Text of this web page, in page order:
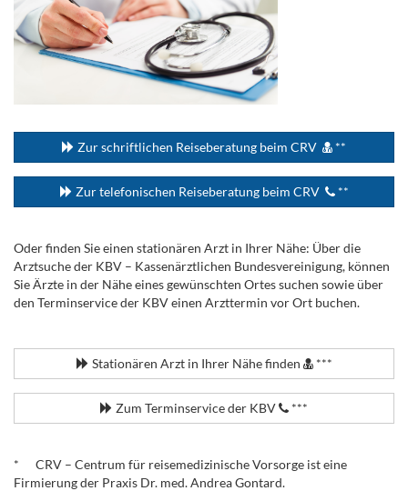
Zur schriftlichen Reiseberatung beim CRV **
Zur telefonischen Reiseberatung beim CRV **
Oder finden Sie einen stationären Arzt in Ihrer Nähe: Über die
Arztsuche der KBV – Kassenärztlichen Bundesvereinigung, können
Sie Ärzte in der Nähe eines gewünschten Ortes suchen sowie über
den Terminservice der KBV einen Arzttermin vor Ort buchen.
Stationären Arzt in Ihrer Nähe finden ***
Zum Terminservice der KBV ***
* CRV – Centrum für reisemedizinische Vorsorge ist eine
Firmierung der Praxis Dr. med. Andrea Gontard.